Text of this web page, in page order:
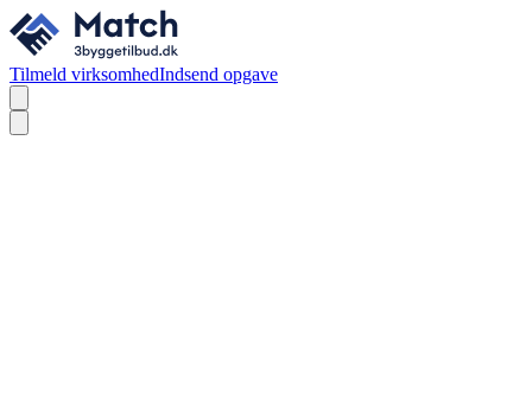
Tilmeld virksomhedIndsend opgave